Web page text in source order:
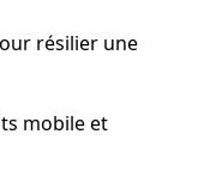
résilier une
mobile et